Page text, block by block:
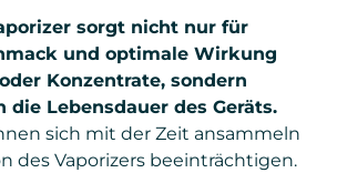
sorgt nicht nur für
und optimale Wirkung
Konzentrate, sondern
die Lebensdauer des Geräts.
sich mit der Zeit ansammeln
des Vaporizers beeinträchtigen.